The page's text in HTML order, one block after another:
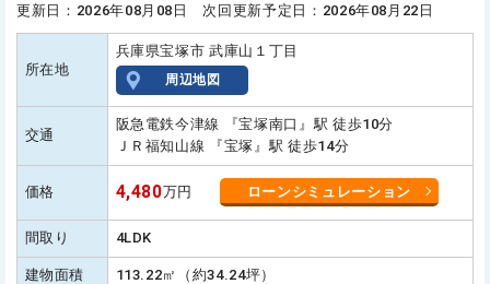
更新日：2026年08月08日 次回更新予定日：2026年08月22日
所在地
兵庫県宝塚市 武庫山１丁目
周辺地図
交通
阪急電鉄今津線 『宝塚南口』駅 徒歩10分
ＪＲ福知山線 『宝塚』駅 徒歩14分
価格 4,480万円 ローンシミュレーション
間取り 4LDK
建物面積 113.22㎡（約34.24坪）